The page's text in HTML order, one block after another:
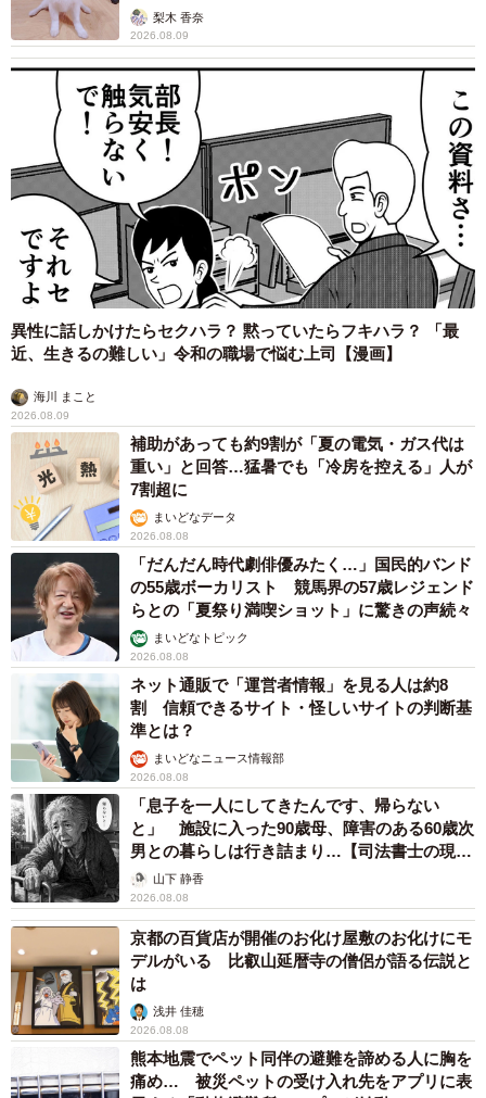
梨木 香奈
2026.08.09
異性に話しかけたらセクハラ？ 黙っていたらフキハラ？ 「最
近、生きるの難しい」令和の職場で悩む上司【漫画】
海川 まこと
2026.08.09
補助があっても約9割が「夏の電気・ガス代は
重い」と回答…猛暑でも「冷房を控える」人が
7割超に
まいどなデータ
2026.08.08
「だんだん時代劇俳優みたく…」国民的バンド
の55歳ボーカリスト 競馬界の57歳レジェンド
らとの「夏祭り満喫ショット」に驚きの声続々
まいどなトピック
2026.08.08
ネット通販で「運営者情報」を見る人は約8
割 信頼できるサイト・怪しいサイトの判断基
準とは？
まいどなニュース情報部
2026.08.08
「息子を一人にしてきたんです、帰らない
と」 施設に入った90歳母、障害のある60歳次
男との暮らしは行き詰まり…【司法書士の現場
から】山下 静香
2026.08.08
京都の百貨店が開催のお化け屋敷のお化けにモ
デルがいる 比叡山延暦寺の僧侶が語る伝説と
は
浅井 佳穂
2026.08.08
熊本地震でペット同伴の避難を諦める人に胸を
痛め… 被災ペットの受け入れ先をアプリに表